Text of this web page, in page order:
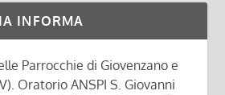
INFORMA
Parrocchie di Giovenzano e
Oratorio ANSPI S. Giovanni